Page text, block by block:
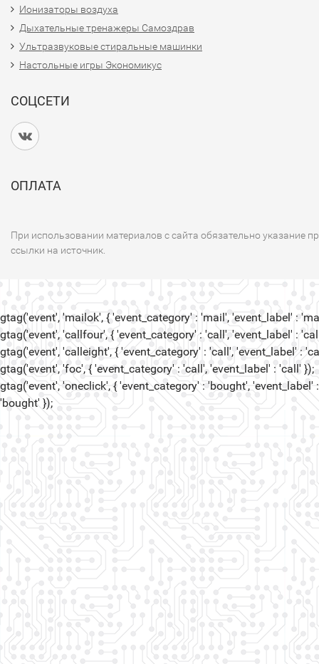
Ионизаторы воздуха
Дыхательные тренажеры Самоздрав
Ультразвуковые стиральные машинки
Настольные игры Экономикус
СОЦСЕТИ
ОПЛАТА
При использовании материалов с сайта обязательно указание
ссылки на источник.
gtag('event', 'mailok', { 'event_category' : 'mail', 'event_label' :
gtag('event', 'callfour', { 'event_category' : 'call', 'event_label' :
gtag('event', 'calleight', { 'event_category' : 'call', 'event_label' :
gtag('event', 'foc', { 'event_category' : 'call', 'event_label' : 'call' });
gtag('event', 'oneclick', { 'event_category' : 'bought', 'event_label' :
'bought' });